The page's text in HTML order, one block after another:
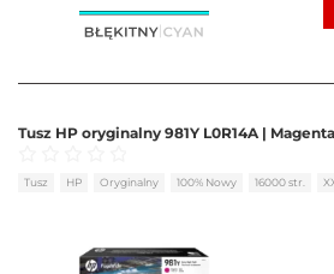
Tusz HP oryginalny 981Y L0R14A | Magenta
Oceniono0na
Tusz HP Oryginalny 100% Nowy 16000 str.